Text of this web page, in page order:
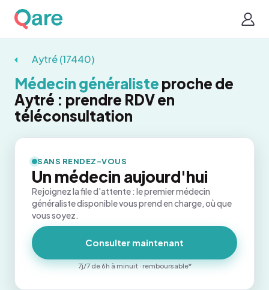
Aytré (17440)
Médecin généraliste proche de
Aytré : prendre RDV en
téléconsultation
SANS RENDEZ-VOUS
Un médecin aujourd'hui
Rejoignez la file d'attente : le premier médecin
généraliste disponible vous prend en charge, où que
vous soyez.
Consulter maintenant
7j/7 de 6h à minuit · remboursable*